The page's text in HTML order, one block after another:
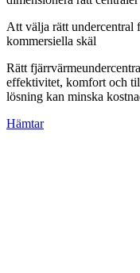
Att välja rätt undercentral
kommersiella skäl
Rätt
effektivitet, komfort och
lösning kan minska
Hämtar